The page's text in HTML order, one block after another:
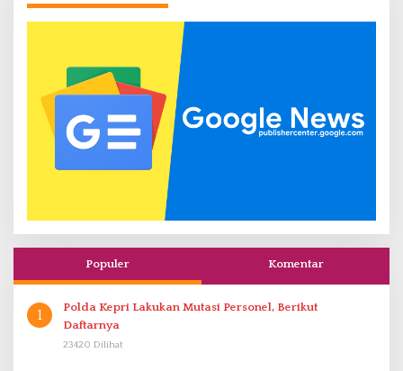
Populer Komentar
1
Polda Kepri Lakukan Mutasi Personel, Berikut
Daftarnya
23420 Dilihat